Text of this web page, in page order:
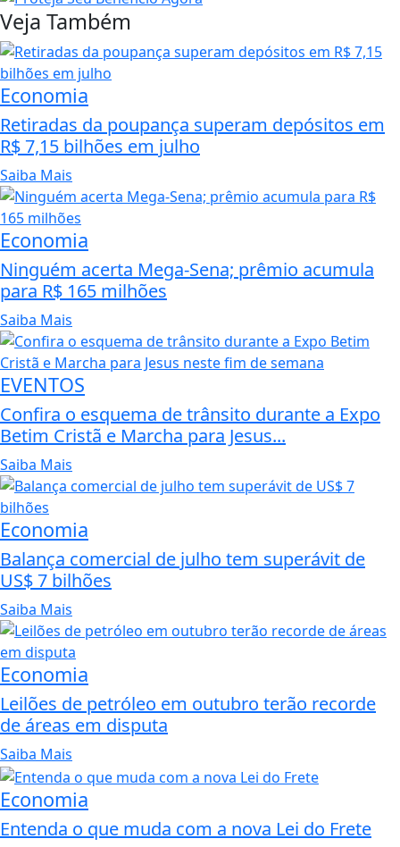
Veja Também
Economia
Retiradas da poupança superam depósitos em
R$ 7,15 bilhões em julho
Saiba Mais
Economia
Ninguém acerta Mega-Sena; prêmio acumula
para R$ 165 milhões
Saiba Mais
EVENTOS
Confira o esquema de trânsito durante a Expo
Betim Cristã e Marcha para Jesus...
Saiba Mais
Economia
Balança comercial de julho tem superávit de
US$ 7 bilhões
Saiba Mais
Economia
Leilões de petróleo em outubro terão recorde
de áreas em disputa
Saiba Mais
Economia
Entenda o que muda com a nova Lei do Frete